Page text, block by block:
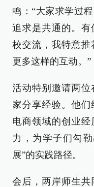
鸣：“大家求学过
追求是共通的。有
校交流，我特意
更多这样的互动。”
活动特别邀请两位
家分享经验。他
电商领域的创业
力，为学子们勾
展”的实践路径。
会后，两岸师生共